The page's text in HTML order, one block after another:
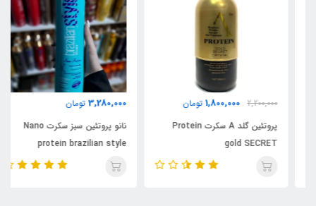
2,200,000
1,800,000 تومان
پروتئین گلد A سکرت Protein
gold SECRET
3,280,000 تومان
نانو پروتئین سبز سکرت Nano
protein brazilian style
SECRET